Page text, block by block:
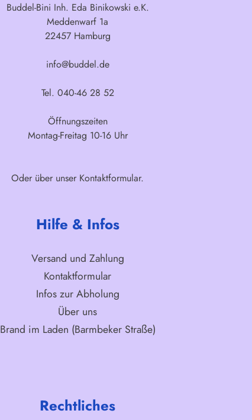
Buddel-Bini Inh. Eda Binikowski e.K.
Meddenwarf 1a
22457 Hamburg
info@buddel.de
Tel. 040-46 28 52
Öffnungszeiten
Montag-Freitag 10-16 Uhr
Oder über unser Kontaktformular.
Hilfe & Infos
Versand und Zahlung
Kontaktformular
Infos zur Abholung
Über uns
Brand im Laden (Barmbeker Straße)
Rechtliches